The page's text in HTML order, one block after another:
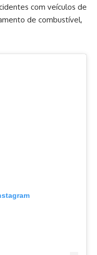
com veículos de
de combustível,